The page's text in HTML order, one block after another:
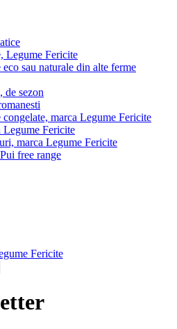
Legume Fericite
sau naturale din alte ferme
de sezon
marca Legume Fericite
Legume Fericite
marca Legume Fericite
free range